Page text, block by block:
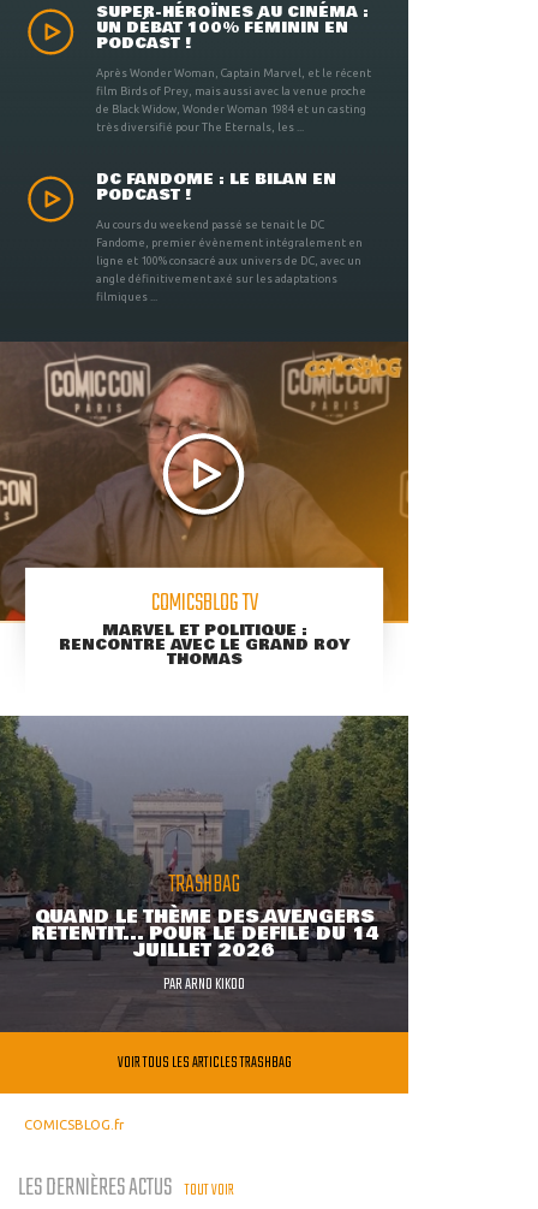
SUPER-HÉROÏNES AU CINÉMA :
UN DÉBAT 100% FÉMININ EN
PODCAST !
Après Wonder Woman, Captain Marvel, et le récent
film Birds of Prey, mais aussi avec la venue proche
de Black Widow, Wonder Woman 1984 et un casting
très diversifié pour The Eternals, les ...
DC FANDOME : LE BILAN EN
PODCAST !
Au cours du weekend passé se tenait le DC
Fandome, premier évènement intégralement en
ligne et 100% consacré aux univers de DC, avec un
angle définitivement axé sur les adaptations
filmiques ...
COMICSBLOG TV
MARVEL ET POLITIQUE :
RENCONTRE AVEC LE GRAND ROY
THOMAS
TRASHBAG
QUAND LE THÈME DES AVENGERS
RETENTIT... POUR LE DÉFILÉ DU 14
JUILLET 2026
PARARNO KIKOO
VOIR TOUS LES ARTICLES TRASHBAG
COMICSBLOG.fr
LES DERNIÈRES ACTUS TOUT VOIR